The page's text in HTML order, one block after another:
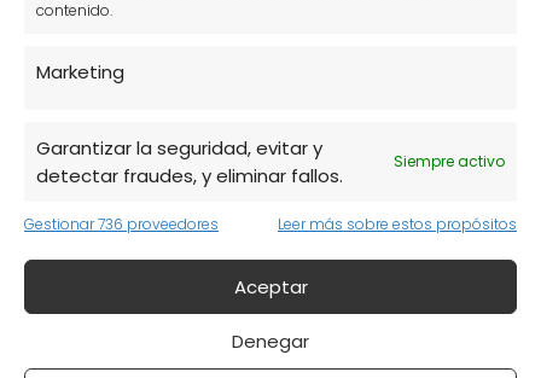
contenido.
Marketing
Garantizar la seguridad, evitar y
detectar fraudes, y eliminar fallos.
Siempre activo
Gestionar 736 proveedores Leer más sobre estos propósitos
Aceptar
Denegar
alimentos epigenéticos son ricos en fibra
intestinal, impactando así la salud
general.
En resumen, los alimentos epigenéticos no
solo son esenciales para una dieta
equilibrada, sino que también ofrecen un
enfoque innovador para mejorar nuestra
salud a través de la modulación de la